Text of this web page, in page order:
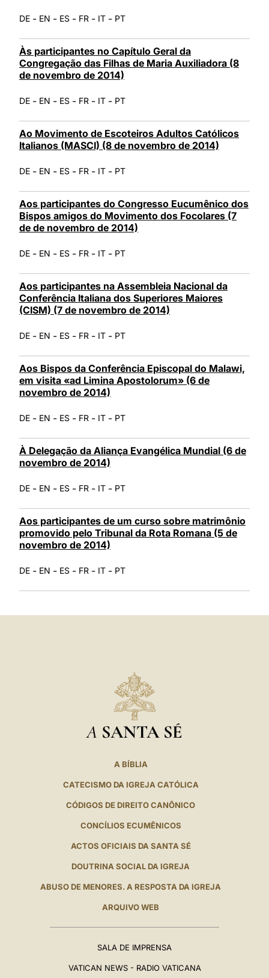
DE - EN - ES - FR - IT - PT
Às participantes no Capítulo Geral da
Congregação das Filhas de Maria Auxiliadora (8
de novembro de 2014)
DE - EN - ES - FR - IT - PT
Ao Movimento de Escoteiros Adultos Católicos
Italianos (MASCI) (8 de novembro de 2014)
DE - EN - ES - FR - IT - PT
Aos participantes do Congresso Eucumênico dos
Bispos amigos do Movimento dos Focolares (7
de de novembro de 2014)
DE - EN - ES - FR - IT - PT
Aos participantes na Assembleia Nacional da
Conferência Italiana dos Superiores Maiores
(CISM) (7 de novembro de 2014)
DE - EN - ES - FR - IT - PT
Aos Bispos da Conferência Episcopal do Malawi,
em visita «ad Limina Apostolorum» (6 de
novembro de 2014)
DE - EN - ES - FR - IT - PT
À Delegação da Aliança Evangélica Mundial (6 de
novembro de 2014)
DE - EN - ES - FR - IT - PT
Aos participantes de um curso sobre matrimônio
promovido pelo Tribunal da Rota Romana (5 de
novembro de 2014)
DE - EN - ES - FR - IT - PT
A SANTA SÉ
A BÍBLIA
CATECISMO DA IGREJA CATÓLICA
CÓDIGOS DE DIREITO CANÔNICO
CONCÍLIOS ECUMÊNICOS
ACTOS OFICIAIS DA SANTA SÉ
DOUTRINA SOCIAL DA IGREJA
ABUSO DE MENORES. A RESPOSTA DA IGREJA
ARQUIVO WEB
SALA DE IMPRENSA
VATICAN NEWS - RADIO VATICANA